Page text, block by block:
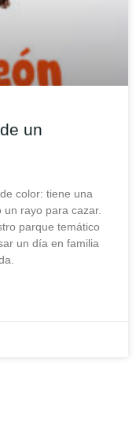
un
color: tiene una
rayo para cazar.
parque temático
un día en familia